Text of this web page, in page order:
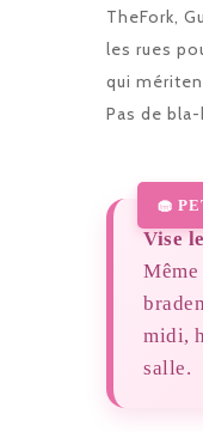
TheFork,
les rues
qui
Pas de
Vise
midi,
salle.